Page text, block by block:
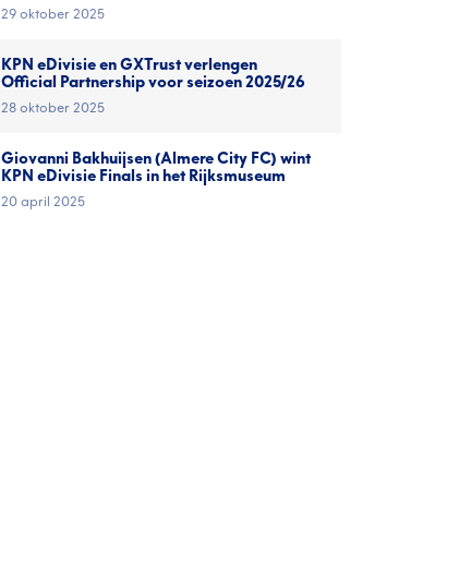
29 oktober 2025
KPN eDivisie en GXTrust verlengen
Official Partnership voor seizoen 2025/26
28 oktober 2025
Giovanni Bakhuijsen (Almere City FC) wint
KPN eDivisie Finals in het Rijksmuseum
20 april 2025